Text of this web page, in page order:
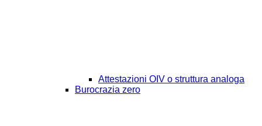
Attestazioni OIV o struttura analoga
Burocrazia zero